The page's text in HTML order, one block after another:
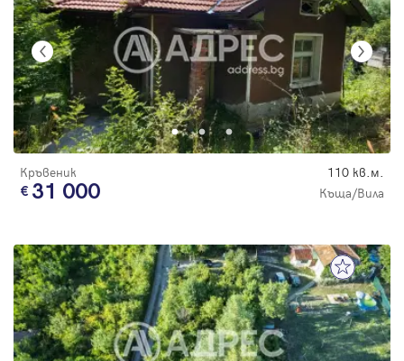
Кръвеник 110 кв.м.
31 000 Къща/Вила